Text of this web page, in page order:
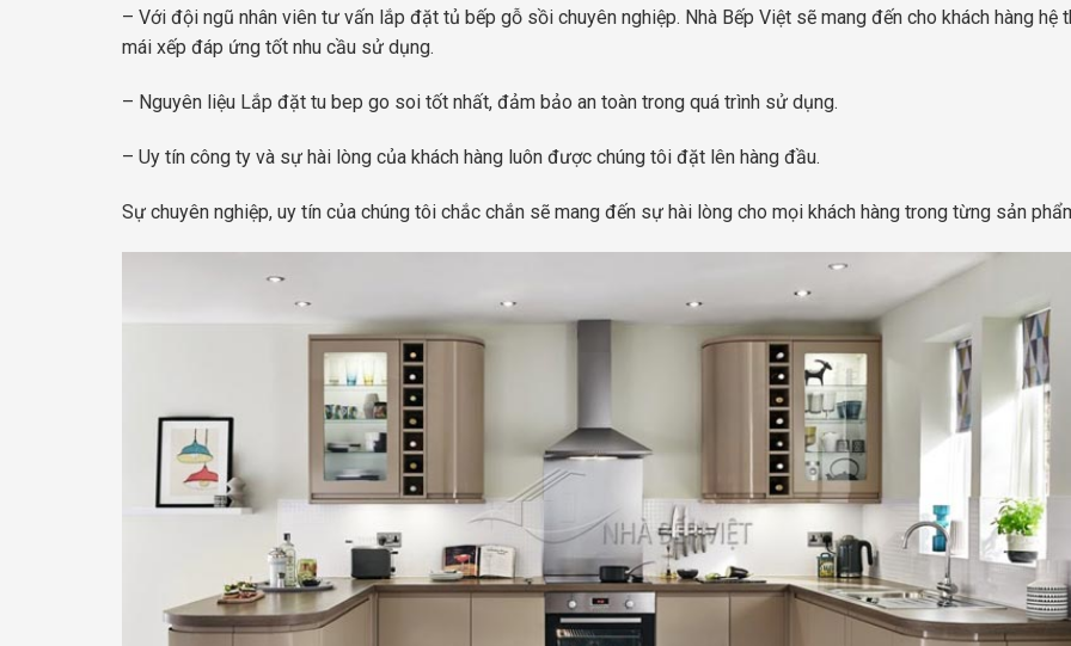
– Với đội ngũ nhân viên tư vấn lắp đặt tủ bếp gỗ sồi chuyên nghiệp. Nhà Bếp Việt sẽ mang đến cho khách hàng hệ
mái xếp đáp ứng tốt nhu cầu sử dụng.
– Nguyên liệu Lắp đặt tu bep go soi tốt nhất, đảm bảo an toàn trong quá trình sử dụng.
– Uy tín công ty và sự hài lòng của khách hàng luôn được chúng tôi đặt lên hàng đầu.
Sự chuyên nghiệp, uy tín của chúng tôi chắc chắn sẽ mang đến sự hài lòng cho mọi khách hàng trong từng sản